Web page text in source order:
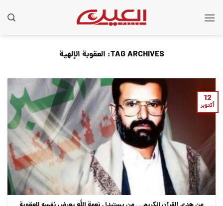
TAG ARCHIVES: العقوبة الإلهية
12
أكتوبر